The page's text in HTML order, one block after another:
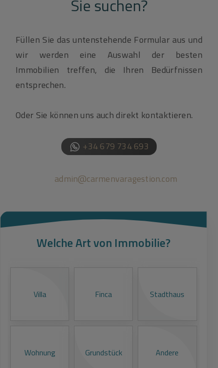
Sie suchen?
Füllen Sie das untenstehende Formular aus und
wir werden eine Auswahl der besten
Immobilien treffen, die Ihren Bedürfnissen
entsprechen.
Oder Sie können uns auch direkt kontaktieren.
+34 679 734 693
admin@carmenvaragestion.com
Welche Art von Immobilie?
Villa Finca Stadthaus
Wohnung Grundstück Andere